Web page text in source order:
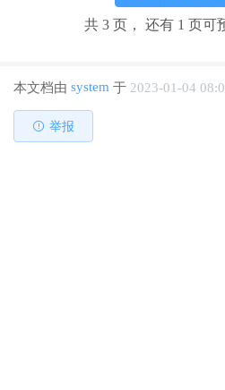
比、铺垫、侧面烘托、夹叙夹议、语
和作用；课文中引用典故、诗文等的
也是对应考者知识阅历、思想修养、认识能力和 语
本要求是：思想健康，内容充实，中
共 3 页， 还有 1 页可
本文档由 system 于 2023-01-04
举报